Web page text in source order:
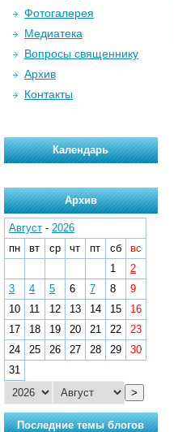
Фотогалерея
Медиатека
Вопросы священнику
Архив
Контакты
Календарь
Архив
Август - 2026
пн
вт ср чт пт сб
вс
1
2
3
4 5 6 7 8
9
10
11 12 13 14 15
16
17
18 19 20 21 22
23
24
25 26 27 28 29
30
31
>
Последние темы блогов